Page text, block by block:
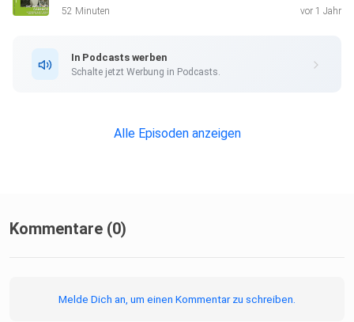
https://www.wunsiedel.de/verzeichnis/visitenkarte.php?
52 Minuten vor 1 Jahr
In Podcasts werben
Schalte jetzt Werbung in Podcasts.
Alle Episoden anzeigen
Kommentare (0)
Melde Dich an, um einen Kommentar zu schreiben.